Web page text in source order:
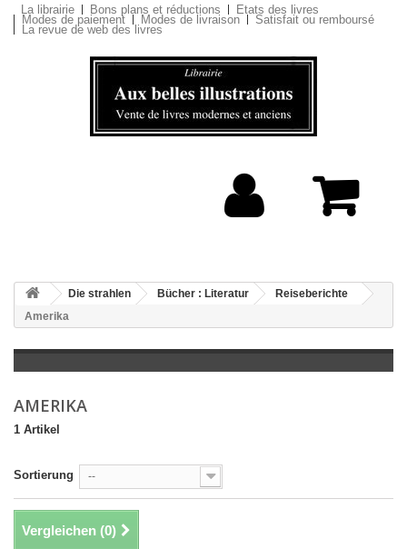
La librairie Bons plans et réductions Etats des livres
Modes de paiement Modes de livraison Satisfait ou remboursé
La revue de web des livres
Die strahlen Bücher : Literatur
Reiseberichte
Amerika
AMERIKA
1 Artikel
Sortierung --
Vergleichen (0)